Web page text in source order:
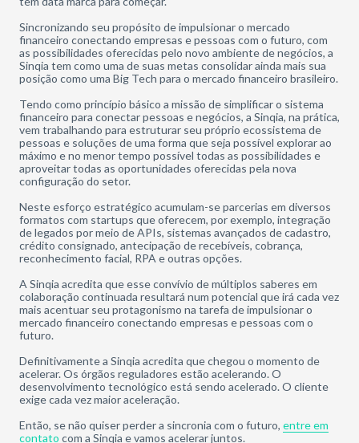
Sincronizando seu propósito de impulsionar o mercado
financeiro conectando empresas e pessoas com o futuro, com
as possibilidades oferecidas pelo novo ambiente de negócios, a
Sinqia tem como uma de suas metas consolidar ainda mais sua
posição como uma Big Tech para o mercado financeiro brasileiro.
Tendo como princípio básico a missão de simplificar o sistema
financeiro para conectar pessoas e negócios, a Sinqia, na prática,
vem trabalhando para estruturar seu próprio ecossistema de
pessoas e soluções de uma forma que seja possível explorar ao
máximo e no menor tempo possível todas as possibilidades e
aproveitar todas as oportunidades oferecidas pela nova
configuração do setor.
Neste esforço estratégico acumulam-se parcerias em diversos
formatos com startups que oferecem, por exemplo, integração
de legados por meio de APIs, sistemas avançados de cadastro,
crédito consignado, antecipação de recebíveis, cobrança,
reconhecimento facial, RPA e outras opções.
A Sinqia acredita que esse convívio de múltiplos saberes em
colaboração continuada resultará num potencial que irá cada vez
mais acentuar seu protagonismo na tarefa de impulsionar o
mercado financeiro conectando empresas e pessoas com o
futuro.
Definitivamente a Sinqia acredita que chegou o momento de
acelerar. Os órgãos reguladores estão acelerando. O
desenvolvimento tecnológico está sendo acelerado. O cliente
exige cada vez maior aceleração.
Então, se não quiser perder a sincronia com o futuro, entre em
contato com a Sinqia e vamos acelerar juntos.